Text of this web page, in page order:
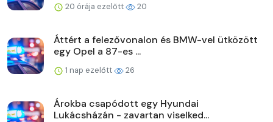
20 órája ezelőtt 20
Áttért a felezővonalon és BMW-vel ütközött
egy Opel a 87-es ...
1 nap ezelőtt 26
Árokba csapódott egy Hyundai
Lukácsházán - zavartan viselked...